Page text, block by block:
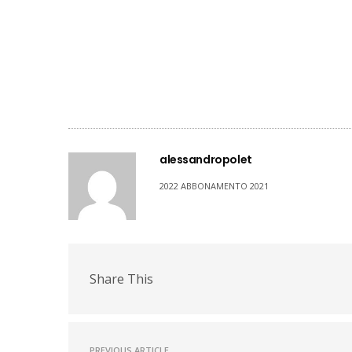
alessandropolet
2022 ABBONAMENTO 2021
Share This